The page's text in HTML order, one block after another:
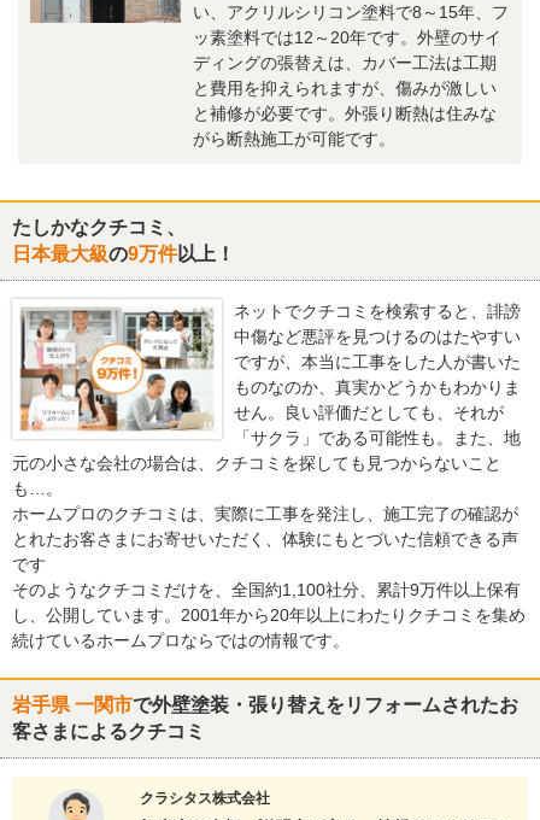
い、アクリルシリコン塗料で8～15年、フ
ッ素塗料では12～20年です。外壁のサイ
ディングの張替えは、カバー工法は工期
と費用を抑えられますが、傷みが激しい
と補修が必要です。外張り断熱は住みな
がら断熱施工が可能です。
たしかなクチコミ、
日本最大級の9万件以上！
ネットでクチコミを検索すると、誹謗
中傷など悪評を見つけるのはたやすい
ですが、本当に工事をした人が書いた
ものなのか、真実かどうかもわかりま
せん。良い評価だとしても、それが
「サクラ」である可能性も。また、地
元の小さな会社の場合は、クチコミを探しても見つからないこと
も…。
ホームプロのクチコミは、実際に工事を発注し、施工完了の確認が
とれたお客さまにお寄せいただく、体験にもとづいた信頼できる声
です
そのようなクチコミだけを、全国約1,100社分、累計9万件以上保有
し、公開しています。2001年から20年以上にわたりクチコミを集め
続けているホームプロならではの情報です。
岩手県 一関市で外壁塗装・張り替えをリフォームされたお
客さまによるクチコミ
クラシタス株式会社